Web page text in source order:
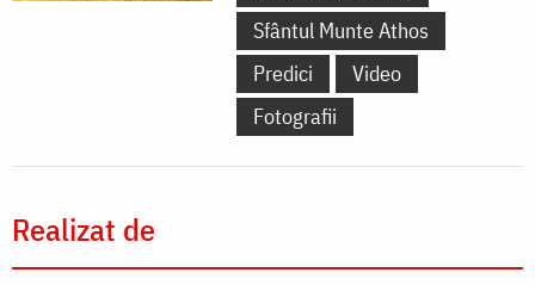
Sfântul Munte Athos
Predici
Video
Fotografii
Realizat de